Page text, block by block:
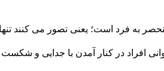
به فرد است؛ یعنی تصور می کنند
افراد در کنار آمدن با جدایی و